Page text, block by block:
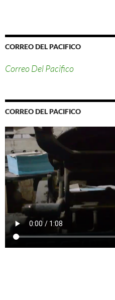
CORREO DEL PACIFICO
Correo Del Pacifico
CORREO DEL PACIFICO